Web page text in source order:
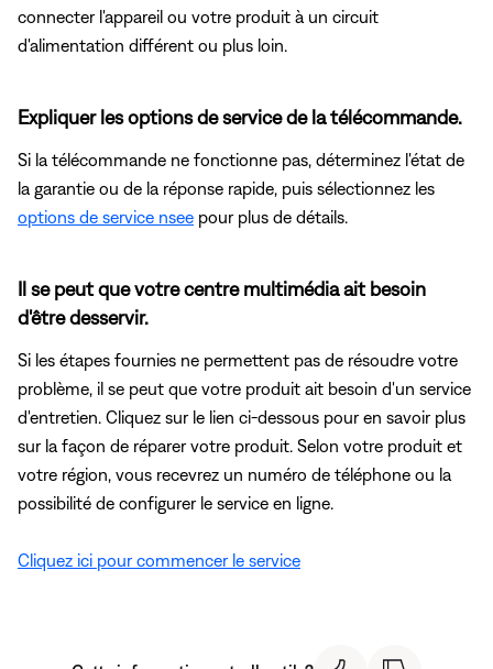
connecter l'appareil ou votre produit à un circuit
d'alimentation différent ou plus loin.
Expliquer les options de service de la télécommande.
Si la télécommande ne fonctionne pas, déterminez l'état de
la garantie ou de la réponse rapide, puis sélectionnez les
options de service nsee pour plus de détails.
Il se peut que votre centre multimédia ait besoin
d'être desservir.
Si les étapes fournies ne permettent pas de résoudre votre
problème, il se peut que votre produit ait besoin d'un service
d'entretien. Cliquez sur le lien ci-dessous pour en savoir plus
sur la façon de réparer votre produit. Selon votre produit et
votre région, vous recevrez un numéro de téléphone ou la
possibilité de configurer le service en ligne.
Cliquez ici pour commencer le service